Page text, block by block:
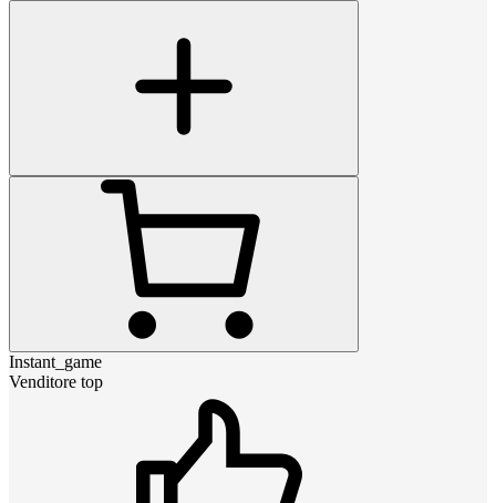
Instant_game
Venditore top